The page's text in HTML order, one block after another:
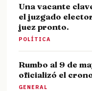
Una vacante
el juzgado
juez pronto.
POLÍTICA
Rumbo al 9 de
oficializó el
GENERAL